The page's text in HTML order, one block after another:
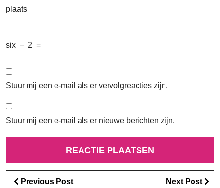
plaats.
six − 2 =
Stuur mij een e-mail als er vervolgreacties zijn.
Stuur mij een e-mail als er nieuwe berichten zijn.
Berichtnavigatie
Previous PostPrevious
Next Post